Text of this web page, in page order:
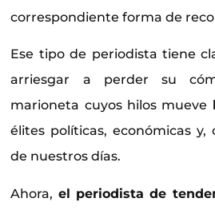
correspondiente forma de
Ese tipo de periodista tiene
arriesgar a perder su
marioneta cuyos hilos mueve
élites políticas, económicas y,
de nuestros días.
Ahora, el periodista de